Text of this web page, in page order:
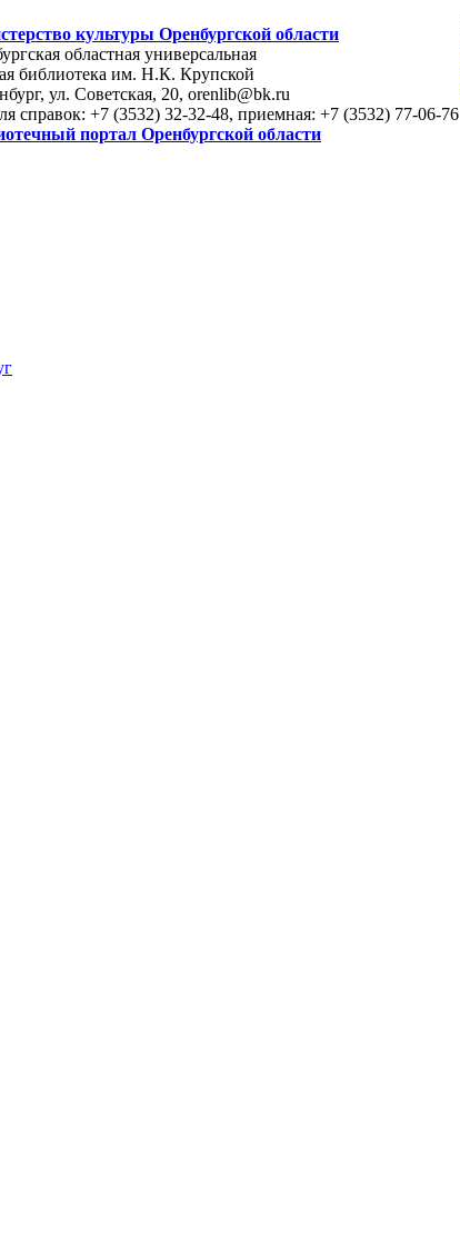
культуры Оренбургской области
областная универсальная
библиотека им. Н.К. Крупской
ул. Советская, 20, orenlib@bk.ru
справок: +7 (3532) 32-32-48, приемная: +7 (3532) 77-06-76
портал Оренбургской области